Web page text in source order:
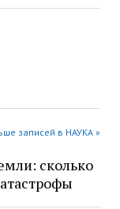
записей в НАУКА »
сколько